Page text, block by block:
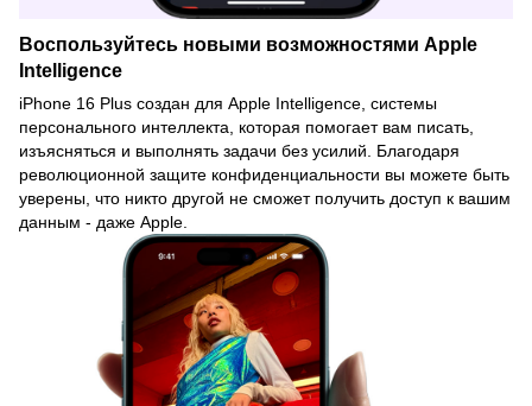
Воспользуйтесь новыми возможностями Apple
Intelligence
iPhone 16 Plus создан для Apple Intelligence, системы
персонального интеллекта, которая помогает вам писать,
изъясняться и выполнять задачи без усилий. Благодаря
революционной защите конфиденциальности вы можете быть
уверены, что никто другой не сможет получить доступ к вашим
данным - даже Apple.